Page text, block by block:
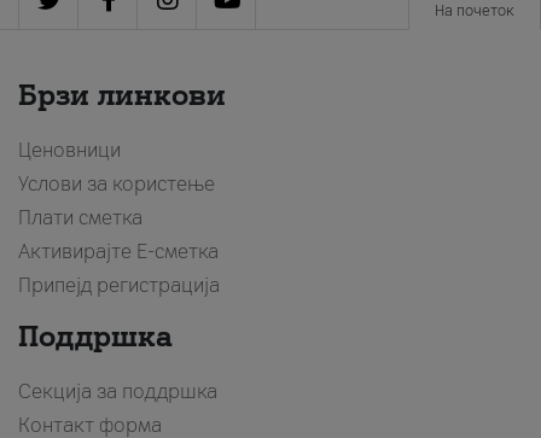
На почеток
Брзи линкови
Ценовници
Услови за користење
Плати сметка
Активирајте Е-сметка
Припејд регистрација
Поддршка
Секција за поддршка
Контакт форма